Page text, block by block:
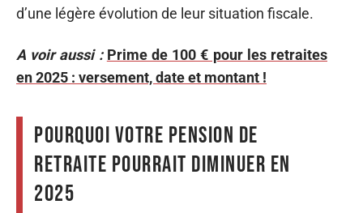
d’une légère évolution de leur situation fiscale.
A voir aussi : Prime de 100 € pour les retraites
en 2025 : versement, date et montant !
Pourquoi votre pension de
retraite pourrait diminuer en
2025